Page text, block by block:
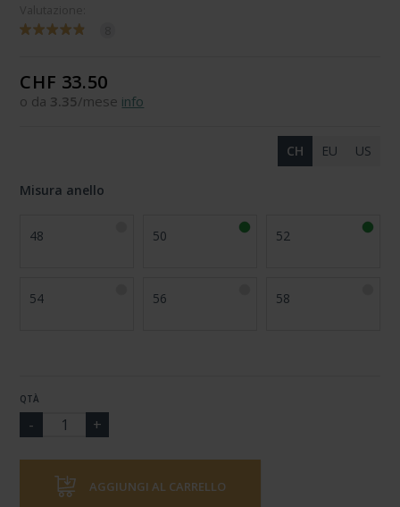
CHF 33.50
o da 3.35/mese info
CH EU US
Misura anello
48 50 52
54 56 58
QTÀ
AGGIUNGI AL CARRELLO